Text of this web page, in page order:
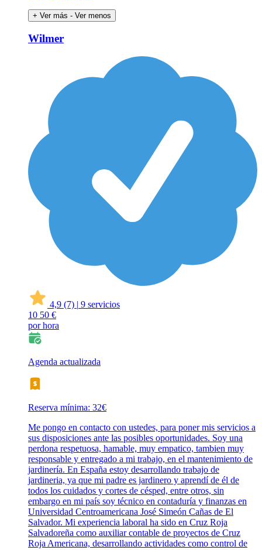
+ Ver más - Ver menos
Wilmer
4,9 (7) | 9 servicios
10 50 €
por hora
Agenda actualizada
Reserva mínima: 32€
Me pongo en contacto con ustedes, para poner mis servicios a
sus disposiciones ante las posibles oportunidades. Soy una
perdona respetuosa, hamable, muy empatico, tambien muy
responsable y entregado a mi trabajo, en el mantenimiento de
jardinería. En España estoy desarrollando trabajo de
jardineria, ya que mi padre es jardinero y aprendí de él de
todos los cuidados y cortes de césped, entre otros, sin
embargo en mi país soy técnico en contaduría y finanzas en
Universidad Centroamericana José Simeón Cañas de El
Salvador. Mi experiencia laboral ha sido en Cruz Roja
Salvadoreña como auxiliar contable de proyectos de Cruz
Roja Americana, desarrollando actividades como control de